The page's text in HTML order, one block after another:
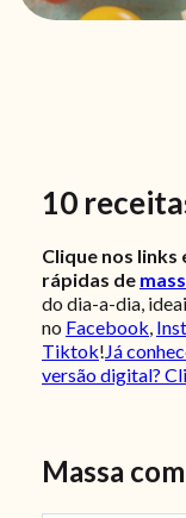
10
Clique nos links
rápidas de
do dia-a-dia,
no Facebook,
Tiktok!Já
versão digital?
Massa